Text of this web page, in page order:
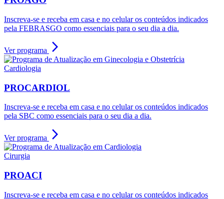
Inscreva-se e receba em casa e no celular os conteúdos indicados
pela FEBRASGO como essenciais para o seu dia a dia.
Ver programa arrow_forward_ios
Cardiologia
PROCARDIOL
Inscreva-se e receba em casa e no celular os conteúdos indicados
pela SBC como essenciais para o seu dia a dia.
Ver programa arrow_forward_ios
Cirurgia
PROACI
Inscreva-se e receba em casa e no celular os conteúdos indicados